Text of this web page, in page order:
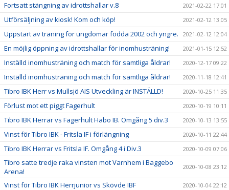
Fortsatt stängning av idrottshallar v.8 2021-02-22 17:01
Utförsäljning av kiosk! Kom och köp! 2021-02-12 13:05
Uppstart av träning för ungdomar födda 2002 och yngre. 2021-02-12 12:04
En möjlig öppning av idrottshallar för inomhusträning! 2021-01-15 12:52
Inställd inomhusträning och match för samtliga åldrar! 2020-12-17 09:22
Inställd inomhusträning och match för samtliga åldrar! 2020-11-18 12:41
Tibro IBK Herr vs Mullsjö AIS Utveckling är INSTÄLLD! 2020-10-25 11:35
Förlust mot ett piggt Fagerhult 2020-10-19 10:11
Tibro IBK Herrar vs Fagerhult Habo IB. Omgång 5 div.3 2020-10-13 13:55
Vinst för Tibro IBK - Fritsla IF i förlängning 2020-10-11 22:44
Tibro IBK Herrar vs Fritsla IF. Omgång 4 i Div.3 2020-10-09 07:06
Tibro satte tredje raka vinsten mot Varnhem i Baggebo
Arena!
2020-10-08 23:12
Vinst för Tibro IBK Herrjunior vs Skövde IBF 2020-10-04 22:12